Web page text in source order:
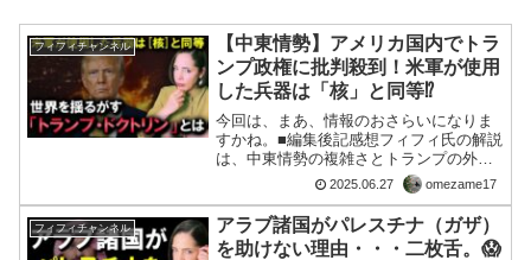
フィフィチャンネル
【中東情勢】アメリカ国内でトラ
ンプ政権に批判殺到！米軍が使用
した兵器は「核」と同等⁉
今回は、まあ、情報のおさらいになりま
すかね。■編集後記感想フィフィ氏の解説
は、中東情勢の複雑さとトランプの外交
政策の矛盾を分かりやすく伝えていま
す。特に、トランプ・ドクトリンの「力
による平和」という考え方が、従来のア
メリカ第一主義とどう整合...
2025.06.27 omezame17
フィフィチャンネル
アラブ諸国がパレスチナ（ガザ）
を助けない理由・・・二枚舌。😱